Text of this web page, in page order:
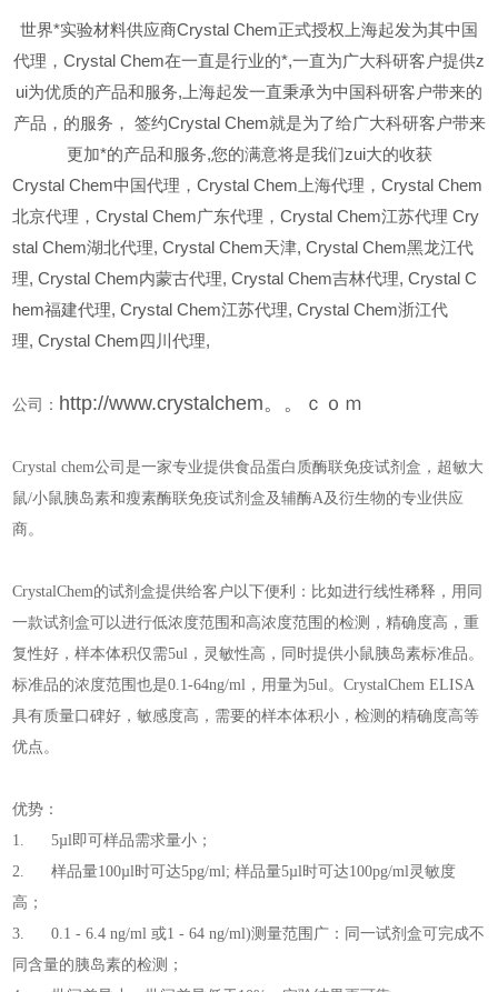
世界*实验材料供应商Crystal Chem正式授权上海起发为其中国
代理，Crystal Chem在一直是行业的*,一直为广大科研客户提供z
ui为优质的产品和服务,上海起发一直秉承为中国科研客户带来的
产品，的服务，
签约Crystal Chem就是为了给广大科研客户带来
更加*的产品和服务,您的满意将是我们zui大的收获
Crystal Chem中国代理，Crystal Chem上海代理，Crystal Chem
北京代理，Crystal Chem广东代理，Crystal Chem江苏代理 Cry
stal Chem湖北代理, Crystal Chem天津, Crystal Chem黑龙江代
理, Crystal Chem内蒙古代理, Crystal Chem吉林代理, Crystal C
hem福建代理, Crystal Chem江苏代理, Crystal Chem浙江代
理, Crystal Chem 四川代理,
公司： http://www.crystalchem。。ｃｏｍ
Crystal chem公司是一家专业提供食品蛋白质酶联免疫试剂盒，超敏大
鼠/小鼠胰岛素和瘦素酶联免疫试剂盒及辅酶A及衍生物的专业供应
商。
CrystalChem的试剂盒提供给客户以下便利：比如进行线性稀释，用同
一款试剂盒可以进行低浓度范围和高浓度范围的检测，精确度高，重
复性好，样本体积仅需5ul，灵敏性高，同时提供小鼠胰岛素标准品。
标准品的浓度范围也是0.1-64ng/ml，用量为5ul。CrystalChem ELISA
具有质量口碑好，敏感度高，需要的样本体积小，检测的精确度高等
优点。
优势：
1. 5µl即可样品需求量小；
2. 样品量100µl时可达5pg/ml; 样品量5µl时可达100pg/ml灵敏度
高；
3. 0.1 - 6.4 ng/ml 或1 - 64 ng/ml)测量范围广：同一试剂盒可完成不
同含量的胰岛素的检测；